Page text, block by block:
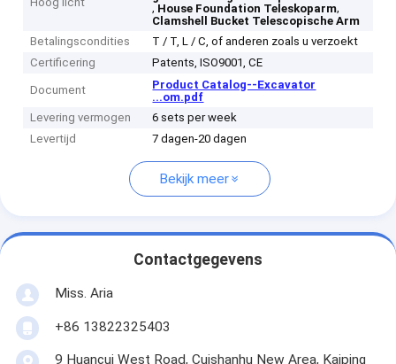
, House Foundation Teleskoparm,
Clamshell Bucket Telescopische Arm
Betalingscondities
T / T, L / C, of anderen zoals u verzoekt
Certificering
Patents, ISO9001, CE
Document
Product Catalog--Excavator
...om.pdf
Levering vermogen
6 sets per week
Levertijd
7 dagen-20 dagen
Bekijk meer
Contactgegevens
Miss. Aria
+86 13822325403
9 Huancui West Road, Cuishanhu New Area, Kaiping